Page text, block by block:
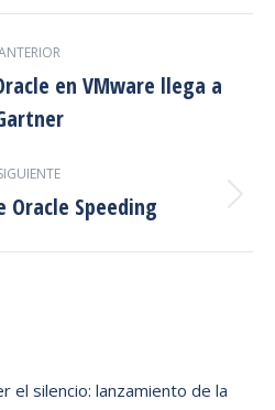
Publicación
anterior:
en VMware llega a
Publicación
Oracle Speeding
el silencio: lanzamiento de la